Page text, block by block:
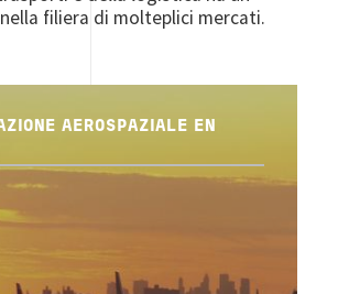
filiera di molteplici mercati.
AEROSPAZIALE EN